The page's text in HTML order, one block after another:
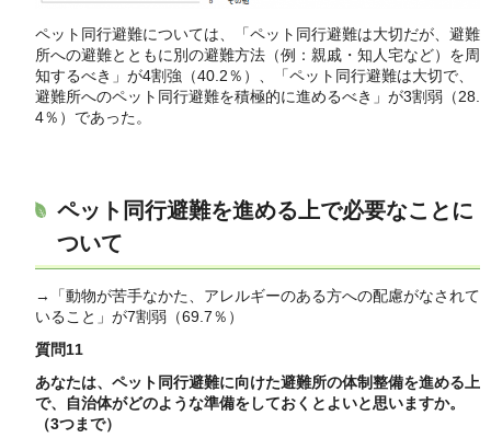
ペット同行避難については、「ペット同行避難は大切だが、避難
所への避難とともに別の避難方法（例：親戚・知人宅など）を周
知するべき」が4割強（40.2％）、「ペット同行避難は大切で、
避難所へのペット同行避難を積極的に進めるべき」が3割弱（28.
4％）であった。
ペット同行避難を進める上で必要なことに
ついて
→「動物が苦手なかた、アレルギーのある方への配慮がなされて
いること」が7割弱（69.7％）
質問11
あなたは、ペット同行避難に向けた避難所の体制整備を進める上
で、自治体がどのような準備をしておくとよいと思いますか。
（3つまで）